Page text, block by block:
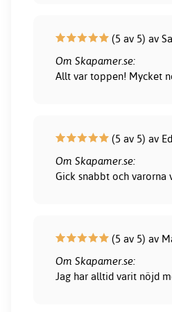
(5 av 5) av
Om Skapamer.se:
Allt var toppen! Mycket
(5 av 5) av
Om Skapamer.se:
Gick snabbt och
(5 av 5) av
Om Skapamer.se:
Jag har alltid varit nöjd